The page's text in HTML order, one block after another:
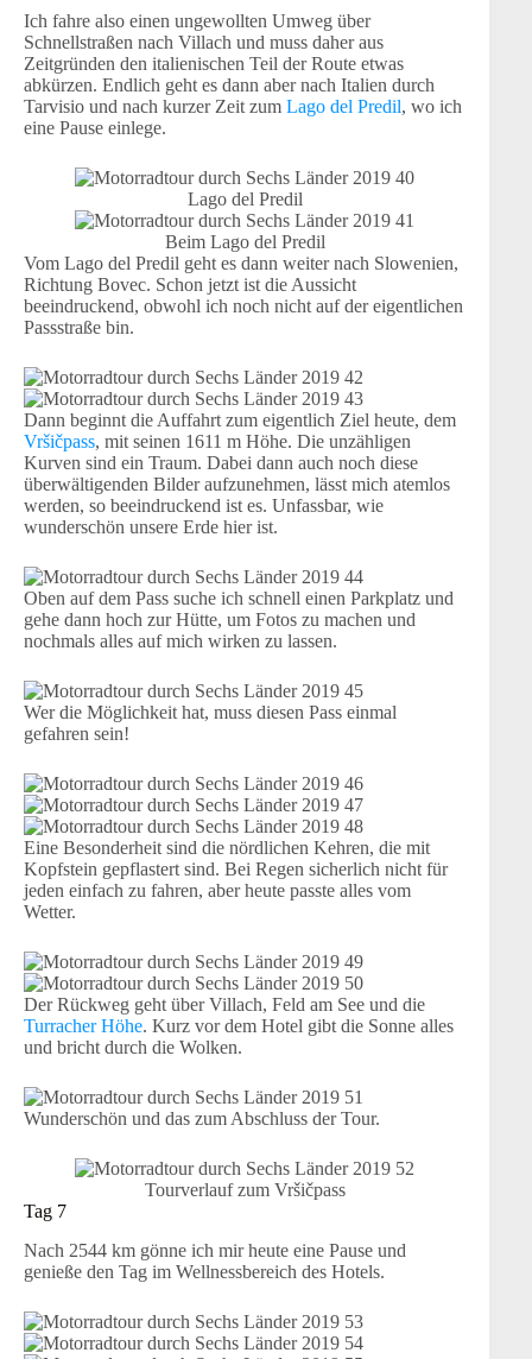
Ich fahre also einen ungewollten Umweg über
Schnellstraßen nach Villach und muss daher aus
Zeitgründen den italienischen Teil der Route etwas
abkürzen. Endlich geht es dann aber nach Italien durch
Tarvisio und nach kurzer Zeit zum Lago del Predil, wo ich
eine Pause einlege.
Lago del Predil
Beim Lago del Predil
Vom Lago del Predil geht es dann weiter nach Slowenien,
Richtung Bovec. Schon jetzt ist die Aussicht
beeindruckend, obwohl ich noch nicht auf der eigentlichen
Passstraße bin.
Dann beginnt die Auffahrt zum eigentlich Ziel heute, dem
Vršičpass, mit seinen 1611 m Höhe. Die unzähligen
Kurven sind ein Traum. Dabei dann auch noch diese
überwältigenden Bilder aufzunehmen, lässt mich atemlos
werden, so beeindruckend ist es. Unfassbar, wie
wunderschön unsere Erde hier ist.
Oben auf dem Pass suche ich schnell einen Parkplatz und
gehe dann hoch zur Hütte, um Fotos zu machen und
nochmals alles auf mich wirken zu lassen.
Wer die Möglichkeit hat, muss diesen Pass einmal
gefahren sein!
Eine Besonderheit sind die nördlichen Kehren, die mit
Kopfstein gepflastert sind. Bei Regen sicherlich nicht für
jeden einfach zu fahren, aber heute passte alles vom
Wetter.
Der Rückweg geht über Villach, Feld am See und die
Turracher Höhe. Kurz vor dem Hotel gibt die Sonne alles
und bricht durch die Wolken.
Wunderschön und das zum Abschluss der Tour.
Tourverlauf zum Vršičpass
Tag 7
Nach 2544 km gönne ich mir heute eine Pause und
genieße den Tag im Wellnessbereich des Hotels.